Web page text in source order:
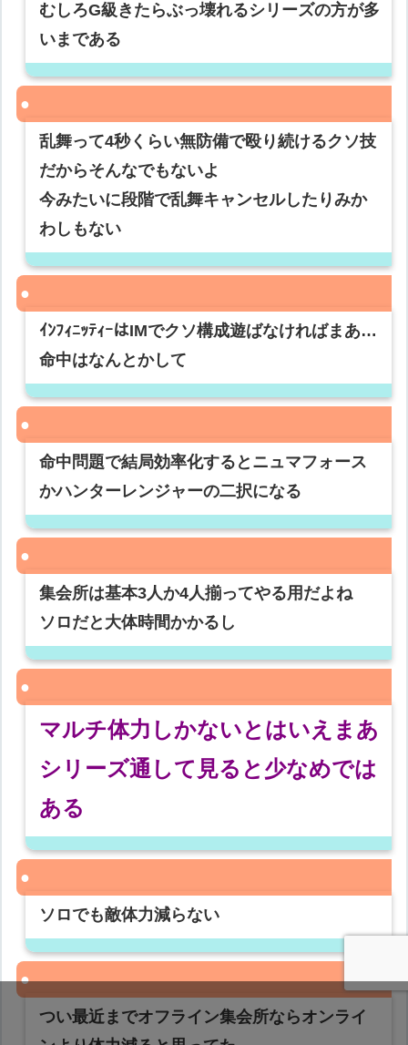
むしろG級きたらぶっ壊れるシリーズの方が多
いまである
乱舞って4秒くらい無防備で殴り続けるクソ技
だからそんなでもないよ
今みたいに段階で乱舞キャンセルしたりみか
わしもない
ｲﾝﾌｨﾆｯﾃｨｰはIMでクソ構成遊ばなければまあ…
命中はなんとかして
命中問題で結局効率化するとニュマフォース
かハンターレンジャーの二択になる
集会所は基本3人か4人揃ってやる用だよね
ソロだと大体時間かかるし
マルチ体力しかないとはいえまあ
シリーズ通して見ると少なめでは
ある
ソロでも敵体力減らない
つい最近までオフライン集会所ならオンライ